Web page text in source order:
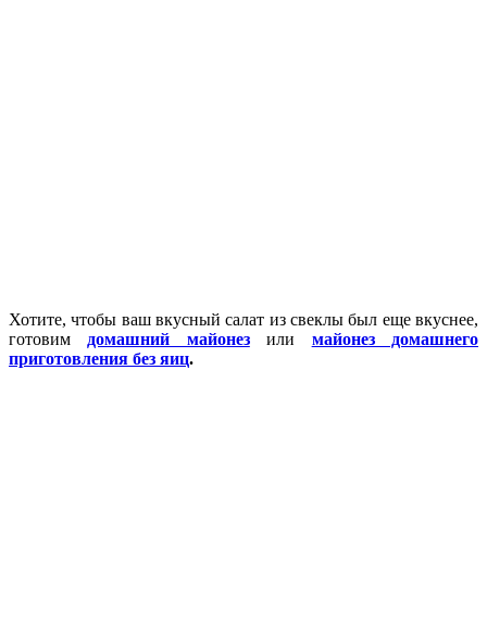
Хотите, чтобы ваш вкусный салат из свеклы был еще вкуснее,
готовим домашний майонез или майонез домашнего
приготовления без яиц.